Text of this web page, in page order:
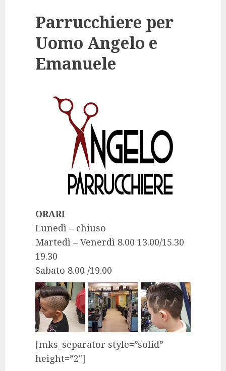
Parrucchiere per
Uomo Angelo e
Emanuele
ORARI
Lunedì – chiuso
Martedì – Venerdì 8.00 13.00/15.30
19.30
Sabato 8.00 /19.00
[mks_separator style=”solid”
height=”2″]